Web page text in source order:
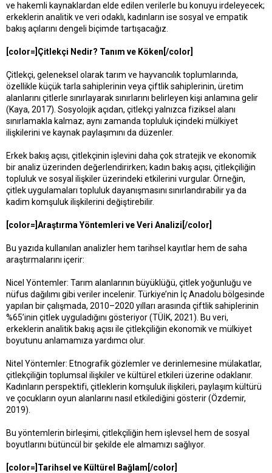
ve hakemli kaynaklardan elde edilen verilerle bu konuyu irdeleyecek;
erkeklerin analitik ve veri odaklı, kadınların ise sosyal ve empatik
bakış açılarını dengeli biçimde tartışacağız.
[color=]Çitlekçi Nedir? Tanım ve Köken[/color]
Çitlekçi, geleneksel olarak tarım ve hayvancılık toplumlarında,
özellikle küçük tarla sahiplerinin veya çiftlik sahiplerinin, üretim
alanlarını çitlerle sınırlayarak sınırlarını belirleyen kişi anlamına gelir
(Kaya, 2017). Sosyolojik açıdan, çitlekçi yalnızca fiziksel alanı
sınırlamakla kalmaz; aynı zamanda topluluk içindeki mülkiyet
ilişkilerini ve kaynak paylaşımını da düzenler.
Erkek bakış açısı, çitlekçinin işlevini daha çok stratejik ve ekonomik
bir analiz üzerinden değerlendirirken; kadın bakış açısı, çitlekçiliğin
topluluk ve sosyal ilişkiler üzerindeki etkilerini vurgular. Örneğin,
çitlek uygulamaları topluluk dayanışmasını sınırlandırabilir ya da
kadim komşuluk ilişkilerini değiştirebilir.
[color=]Araştırma Yöntemleri ve Veri Analizi[/color]
Bu yazıda kullanılan analizler hem tarihsel kayıtlar hem de saha
araştırmalarını içerir:
Nicel Yöntemler: Tarım alanlarının büyüklüğü, çitlek yoğunluğu ve
nüfus dağılımı gibi veriler incelenir. Türkiye’nin İç Anadolu bölgesinde
yapılan bir çalışmada, 2010–2020 yılları arasında çiftlik sahiplerinin
%65’inin çitlek uyguladığını gösteriyor (TÜİK, 2021). Bu veri,
erkeklerin analitik bakış açısı ile çitlekçiliğin ekonomik ve mülkiyet
boyutunu anlamamıza yardımcı olur.
Nitel Yöntemler: Etnografik gözlemler ve derinlemesine mülakatlar,
çitlekçiliğin toplumsal ilişkiler ve kültürel etkileri üzerine odaklanır.
Kadınların perspektifi, çitleklerin komşuluk ilişkileri, paylaşım kültürü
ve çocukların oyun alanlarını nasıl etkilediğini gösterir (Özdemir,
2019).
Bu yöntemlerin birleşimi, çitlekçiliğin hem işlevsel hem de sosyal
boyutlarını bütüncül bir şekilde ele almamızı sağlıyor.
[color=]Tarihsel ve Kültürel Bağlam[/color]